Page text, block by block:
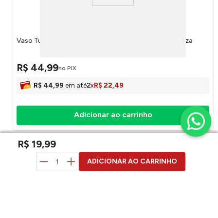
R$ 19,99
ADICIONAR AO CARRINHO
Vaso Tubo Decorativo Transparente 40x14cm - Vitazza
R$ 44,99no PIX
R$ 44,99 em até2xR$ 22,49
Adicionar ao carrinho
duvidas? pergunte aqui